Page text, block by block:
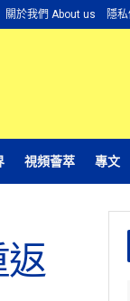
關於我們 About us 隱
視頻薈萃 專文
返